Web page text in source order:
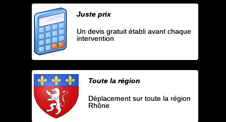
Juste prix
Un devis gratuit établi avant chaque
intervention
Toute la région
Déplacement sur toute la région
Rhône